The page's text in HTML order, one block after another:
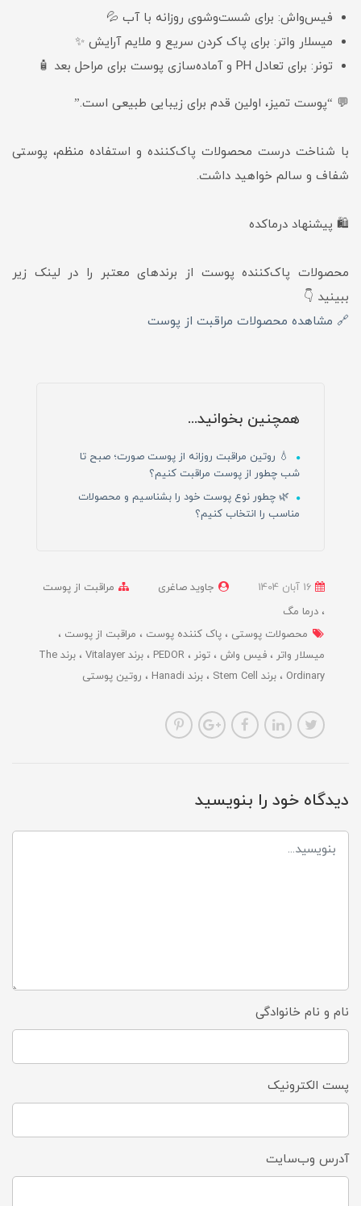
فیس‌واش: برای شست‌وشوی روزانه با آب 💦
میسلار واتر: برای پاک کردن سریع و ملایم آرایش ✨
تونر: برای تعادل PH و آماده‌سازی پوست برای مراحل بعد 🧴
💬 “پوست تمیز، اولین قدم برای زیبایی طبیعی است.”
با شناخت درست محصولات پاک‌کننده و استفاده منظم، پوستی
شفاف و سالم خواهید داشت.
🛍️ پیشنهاد درماکده
محصولات پاک‌کننده پوست از برندهای معتبر را در لینک زیر
ببینید 👇
🔗 مشاهده محصولات مراقبت از پوست
همچنین بخوانید...
💧 روتین مراقبت روزانه از پوست صورت؛ صبح تا
شب چطور از پوست مراقبت کنیم؟
🌿 چطور نوع پوست خود را بشناسیم و محصولات
مناسب را انتخاب کنیم؟
جاوید صاغری
مراقبت از پوست
درما مگ
محصولات پوستی
پاک کننده پوست
مراقبت از پوست
میسلار واتر
فیس واش تونر PEDOR برند Vitalayer
برند The
Ordinary
برند Stem Cell برند Hanadi روتین پوستی
دیدگاه خود را بنویسید
نام و نام خانوادگی
پست الکترونیک
آدرس وب‌سایت